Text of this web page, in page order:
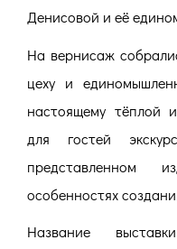
Денисовой и её
На вернисаж
цеху и
настоящему тёплой
для гостей
представленном
особенностях
Название